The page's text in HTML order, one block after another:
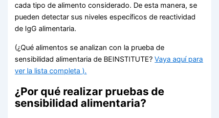
cada tipo de alimento considerado. De esta manera, se
pueden detectar sus niveles específicos de reactividad
de IgG alimentaria.
(¿Qué alimentos se analizan con la prueba de
sensibilidad alimentaria de BEINSTITUTE?Vaya aquí para
ver la lista completa ).
¿Por qué realizar pruebas de
sensibilidad alimentaria?